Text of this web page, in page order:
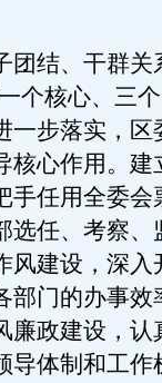
结、干群关
个核心、三
一步落实，区
核心作用。建
手任用全委会
选任、考察、
风建设，深入
部门的办事效
廉政建设，认
导体制和工作